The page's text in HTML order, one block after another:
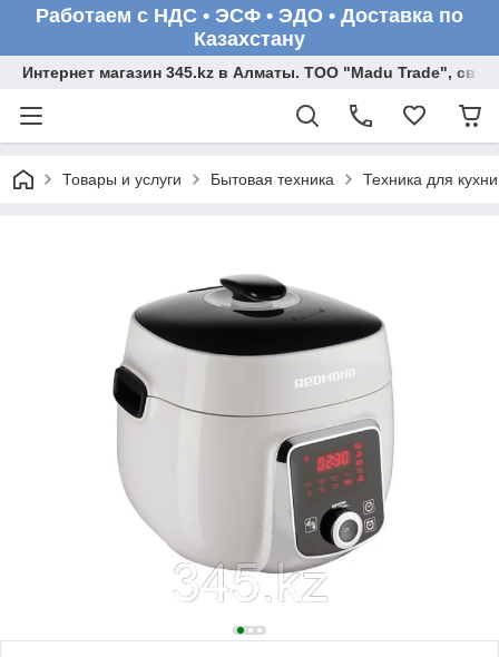
Работаем с НДС • ЭСФ • ЭДО • Доставка по
Казахстану
Интернет магазин 345.kz в Алматы. ТОО "Madu Trade",
Товары и услуги Бытовая техника Техника для кухни